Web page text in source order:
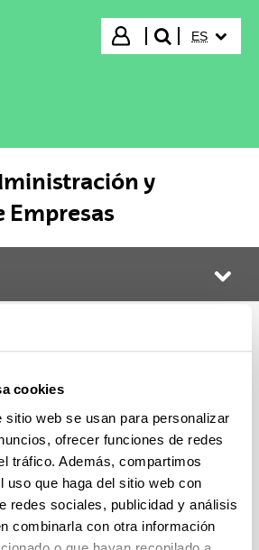
cookies
sitio web se usan para personalizar
ofrecer funciones de redes
tráfico. Además, compartimos
uso que haga del sitio web con
redes sociales, publicidad y análisis
combinarla con otra información
Iniciar sesión
buscar"
ES
y
Empresas
Grado en Administración y Dirección de Empresas
académico y las fechas de
de la Facultad de Economía y